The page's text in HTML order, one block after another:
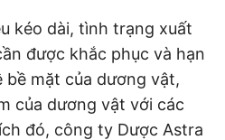
kéo dài, tình trạng xuất
được khắc phục và hạn
bề mặt của dương vật,
của dương vật với các
đó, công ty Dược Astra